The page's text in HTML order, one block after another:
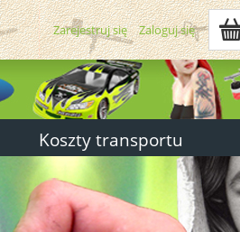
Zarejestruj się Zaloguj się
Koszty transportu